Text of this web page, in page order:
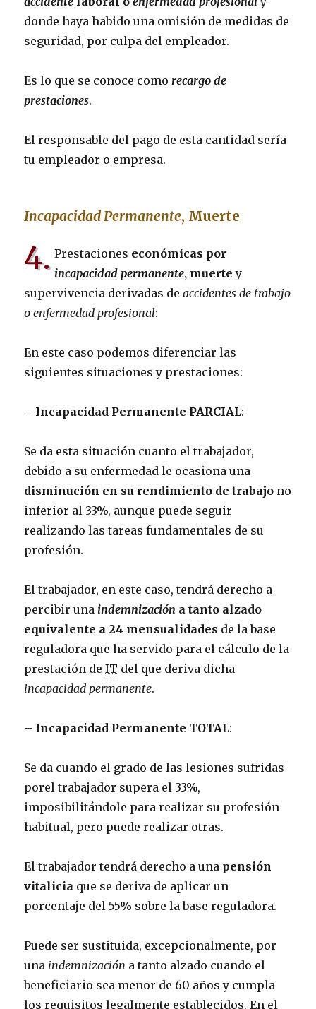
donde haya habido una omisión de medidas de
seguridad, por culpa del empleador.
Es lo que se conoce comorecargo de
prestaciones.
El responsable del pago de esta cantidad sería
tu empleador o empresa.
Incapacidad Permanente, Muerte
4. Prestaciones económicas por
incapacidad permanente, muerte y
supervivencia derivadas deaccidentes de trabajo
o enfermedad profesional:
En este caso podemos diferenciar las
siguientes situaciones y prestaciones:
– Incapacidad Permanente PARCIAL:
Se da esta situación cuanto el trabajador,
debido a su enfermedad le ocasiona una
disminución en su rendimiento de trabajo no
inferior al 33%, aunque puede seguir
realizando las tareas fundamentales de su
profesión.
El trabajador, en este caso, tendrá derecho a
percibir una indemnización a tanto alzado
equivalente a 24 mensualidades de la base
reguladora que ha servido para el cálculo de la
prestación deIT del que deriva dicha
incapacidad permanente.
– Incapacidad Permanente TOTAL:
Se da cuando el grado de las lesiones sufridas
porel trabajador supera el 33%,
imposibilitándole para realizar su profesión
habitual, pero puede realizar otras.
El trabajador tendrá derecho a una pensión
vitalicia que se deriva de aplicar un
porcentaje del 55% sobre la base reguladora.
Puede ser sustituida, excepcionalmente, por
una indemnización a tanto alzado cuando el
beneficiario sea menor de 60 años y cumpla
los requisitos legalmente establecidos. En el